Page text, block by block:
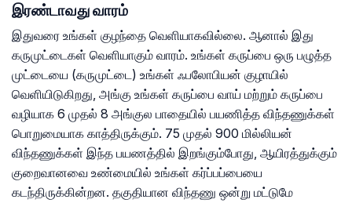
இரண்டாவது வாரம்
இதுவரை உங்கள் குழந்தை வெளியாகவில்லை. ஆனால் இது
கருமுட்டைகள் வெளியாகும் வாரம். உங்கள் கருப்பை ஒரு பழுத்த
முட்டையை (கருமுட்டை) உங்கள் ஃபலோபியன் குழாயில்
வெளியிடுகிறது, அங்கு உங்கள் கருப்பை வாய் மற்றும் கருப்பை
வழியாக 6 முதல் 8 அங்குல பாதையில் பயணித்த விந்தணுக்கள்
பொறுமையாக காத்திருக்கும். 75 முதல் 900 மில்லியன்
விந்தணுக்கள் இந்த பயணத்தில் இறங்கும்போது, ​​ஆயிரத்துக்கும்
குறைவானவை உண்மையில் உங்கள் கர்ப்பப்பையை
கடந்திருக்கின்றன. தகுதியான விந்தணு ஒன்று மட்டுமே